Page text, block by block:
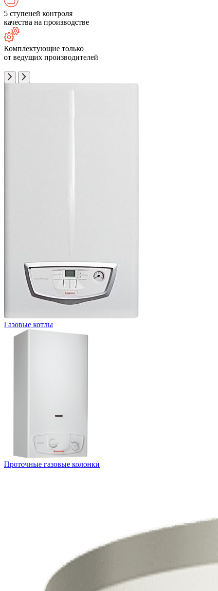
5 ступеней контроля
качества на производстве
Комплектующие только
от ведущих производителей
Газовые котлы
Проточные газовые колонки